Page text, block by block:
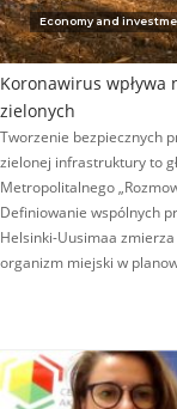
Economy and
Koronawirus
zielonych
Tworzenie bezpiecznych
zielonej infrastruktury to
Metropolitalnego
Definiowanie wspólnych
Helsinki-Uusimaa
organizm miejski w